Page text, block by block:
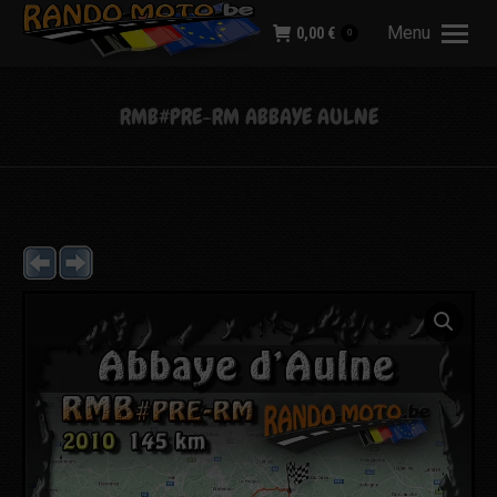
Menu
0,00 € 0
RMB#PRE-RM ABBAYE AULNE